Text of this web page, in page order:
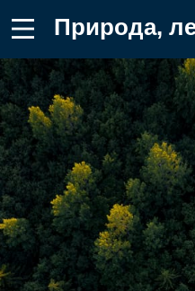
Природа, лес, деревья, лесной, ель